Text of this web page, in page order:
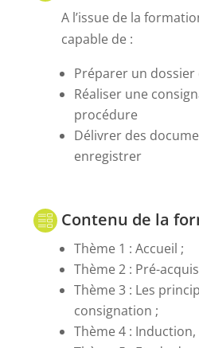
A l’issue de la
capable de :
Préparer un
Réaliser une
procédure
Délivrer des
enregistrer
Contenu de la
Thème 1 : Accueil ;
Thème 2 : Pré-
Thème 3 : Les
consignation ;
Thème 4 : Induction,